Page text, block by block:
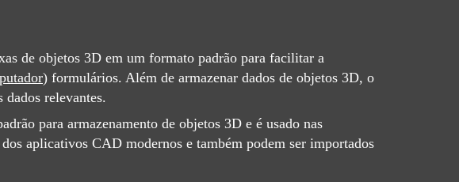
de objetos 3D em um formato padrão para facilitar a
) formulários. Além de armazenar dados de objetos 3D, o
relevantes.
para armazenamento de objetos 3D e é usado nas
aplicativos CAD modernos e também podem ser importados